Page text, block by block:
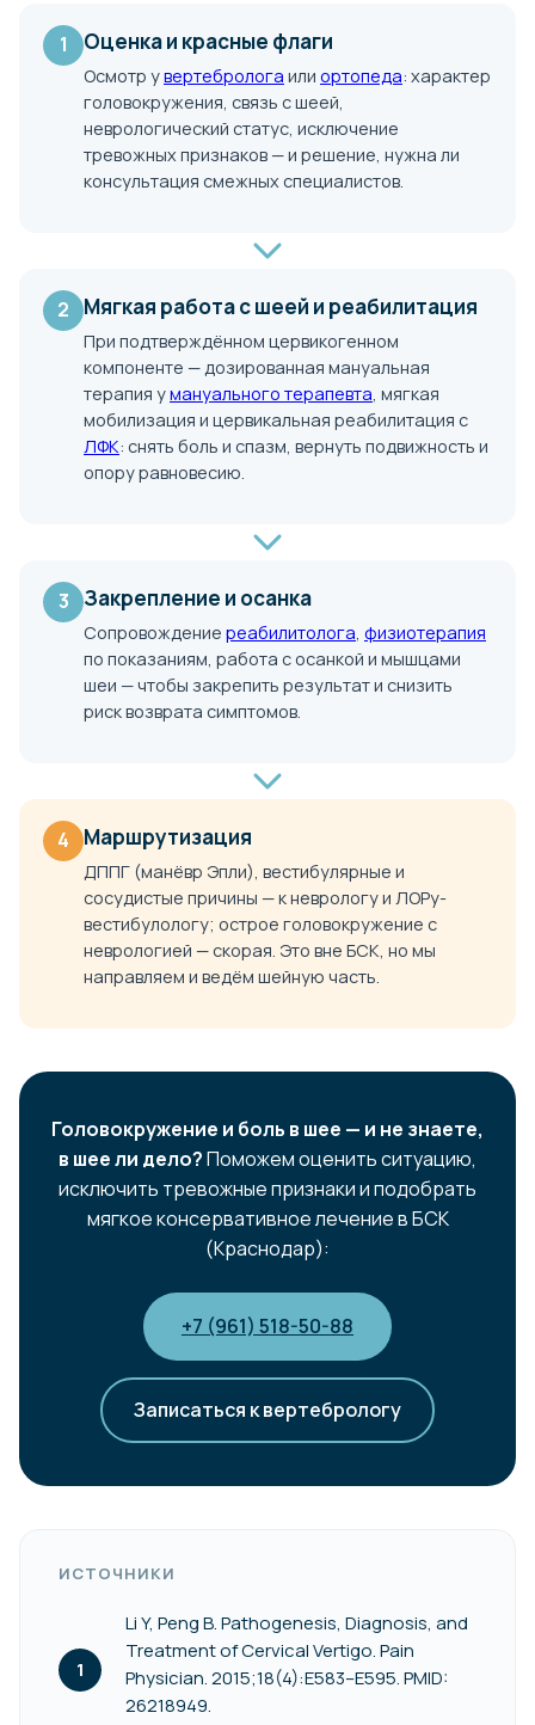
1 Оценка и красные флаги
Осмотр увертебролога или ортопеда: характер
головокружения, связь с шеей,
неврологический статус, исключение
тревожных признаков — и решение, нужна ли
консультация смежных специалистов.
2 Мягкая работа с шеей и реабилитация
При подтверждённом цервикогенном
компоненте — дозированная мануальная
терапия умануального терапевта , мягкая
мобилизация и цервикальная реабилитация с
ЛФК: снять боль и спазм, вернуть подвижность и
опору равновесию.
3 Закрепление и осанка
Сопровождение реабилитолога физиотерапия
по показаниям, работа с осанкой и мышцами
шеи — чтобы закрепить результат и снизить
риск возврата симптомов.
4 Маршрутизация
ДППГ (манёвр Эпли), вестибулярные и
сосудистые причины — к неврологу и ЛОРу-
вестибулологу; острое головокружение с
неврологией — скорая. Это вне БСК, но мы
направляем и ведём шейную часть.
Головокружение и боль в шее — и не знаете,
в шее ли дело?Поможем оценить ситуацию,
исключить тревожные признаки и подобрать
мягкое консервативное лечение в БСК
(Краснодар):
+7 (961) 518-50-88
Записаться к вертебрологу
ИСТОЧНИКИ
Li Y, Peng B. Pathogenesis, Diagnosis, and
Treatment of Cervical Vertigo. Pain
Physician. 2015;18(4):E583–E595. PMID:
26218949.